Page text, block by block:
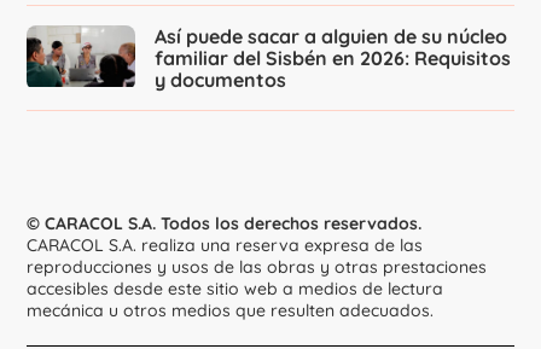
Así puede sacar a alguien de su núcleo
familiar del Sisbén en 2026: Requisitos
y documentos
© CARACOL S.A. Todos los derechos reservados.
CARACOL S.A. realiza una reserva expresa de las
reproducciones y usos de las obras y otras prestaciones
accesibles desde este sitio web a medios de lectura
mecánica u otros medios que resulten adecuados.